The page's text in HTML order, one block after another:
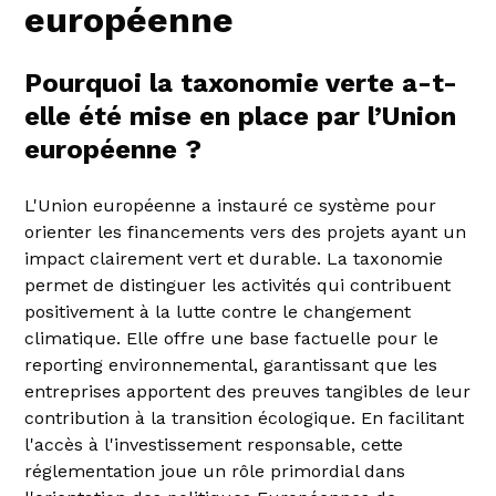
européenne
Pourquoi la taxonomie verte a-t-
elle été mise en place par l’Union
européenne ?
L'Union européenne a instauré ce système pour
orienter les financements vers des projets ayant un
impact clairement vert et durable. La taxonomie
permet de distinguer les activités qui contribuent
positivement à la lutte contre le changement
climatique. Elle offre une base factuelle pour le
reporting environnemental, garantissant que les
entreprises apportent des preuves tangibles de leur
contribution à la transition écologique. En facilitant
l'accès à l'investissement responsable, cette
réglementation joue un rôle primordial dans